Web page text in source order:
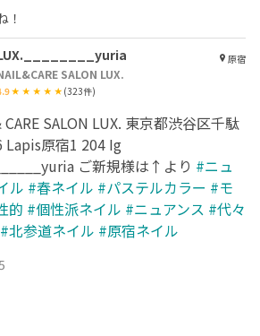
！
SALON LUX.
(323件)
原宿
SALON LUX. 東京都渋谷区千駄
Lapis原宿1 204 Ig
ご新規様は↑より #ニュ
ル #春ネイル #パステルカラー #モ
的 #個性派ネイル #ニュアンス #代々
#北参道ネイル #原宿ネイル